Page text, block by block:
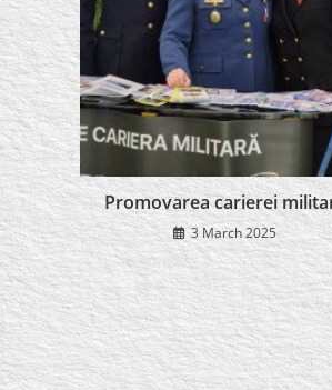
Promovarea carierei
3 March 2025